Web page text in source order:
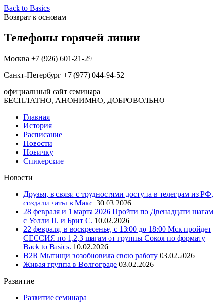
Back to Basics
Возврат к основам
Телефоны горячей линии
Москва +7 (926) 601-21-29
Санкт-Петербург +7 (977) 044-94-52
официальный сайт семинара
БЕСПЛАТНО, АНОНИМНО, ДОБРОВОЛЬНО
Главная
История
Расписание
Новости
Новичку
Спикерские
Новости
Друзья, в связи с трудностями доступа в телеграм из РФ,
создали чаты в Макс. 30.03.2026
28 февраля и 1 марта 2026 Пройти по Двенадцати шагам
с Уолли П. и Брит С. 10.02.2026
22 февраля, в воскресенье, с 13:00 до 18:00 Мск пройдет
СЕССИЯ по 1,2,3 шагам от группы Сокол по формату
Back to Basics. 10.02.2026
В2В Мытищи возобновила свою работу 03.02.2026
Живая группа в Волгограде 03.02.2026
Развитие
Развитие семинара